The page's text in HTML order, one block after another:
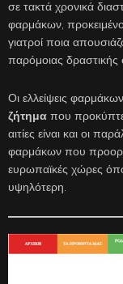
σε τακτά χρονικά
φαρμάκων,
γιατροί ποια
παρόμοιας δραστικής
Οι ελλείψεις
ζήτημα που
αιτίες είναι και οι
φαρμάκων που
ευρωπαϊκές χώρες
υψηλότερη.